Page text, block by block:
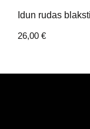
Idun rudas
26,00 €